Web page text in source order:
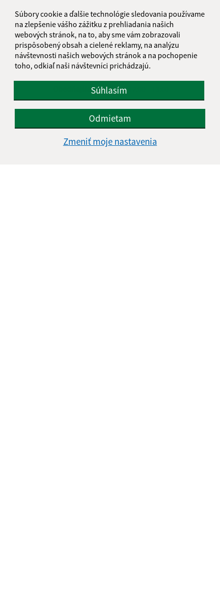
Súbory cookie a ďalšie technológie sledovania používame
na zlepšenie vášho zážitku z prehliadania našich
webových stránok, na to, aby sme vám zobrazovali
prispôsobený obsah a cielené reklamy, na analýzu
návštevnosti našich webových stránok a na pochopenie
toho, odkiaľ naši návštevníci prichádzajú.
Súhlasím
Odmietam
Zmeniť moje nastavenia
Pondelok:
08:00 - 12:00 13.00 - 15.30
Utorok:
08:00 - 12:00 13.00 - 15.30
Streda:
08:00 - 12:00 13.00 - 15.30
Štvrtok:
08:00 - 12:00 13.00 - 15.30
Piatok:
08:00 - 12:00 nestránkový deň
Obedňajšia prestávka:
Kontakt:
Obecný úrad Belá nad Cirochou